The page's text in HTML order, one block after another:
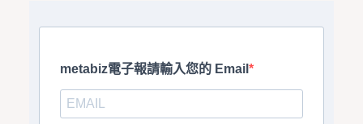
metabiz電子報請輸入您的 Email